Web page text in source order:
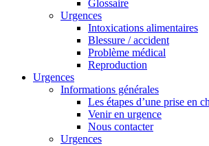
Glossaire
Urgences
Intoxications alimentaires
Blessure / accident
Problème médical
Reproduction
Urgences
Informations générales
Les étapes d’une prise en
Venir en urgence
Nous contacter
Urgences